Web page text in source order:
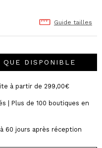
Guide tailles
DISPONIBLE
à partir de 299,00€
| Plus de 100 boutiques en
60 jours après réception